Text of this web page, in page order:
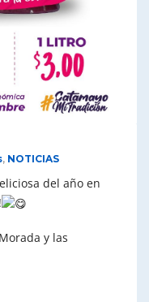
, NOTICIAS
del año en
y las